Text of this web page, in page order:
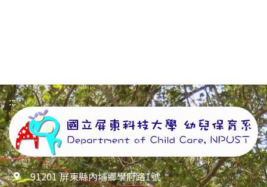
:::
91201 屏東縣內埔鄉學府路1號